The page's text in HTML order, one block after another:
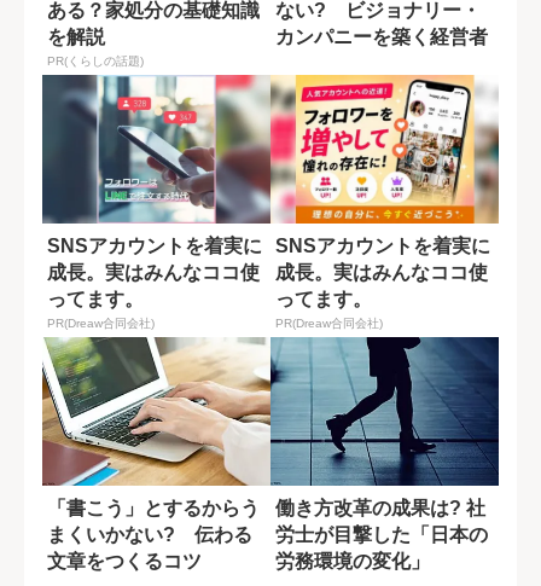
ある？家処分の基礎知識
を解説
PR(くらしの話題)
ない? ビジョナリー・
カンパニーを築く経営者
SNSアカウントを着実に
成長。実はみんなココ使
ってます。
PR(Dreaw合同会社)
SNSアカウントを着実に
成長。実はみんなココ使
ってます。
PR(Dreaw合同会社)
「書こう」とするからう
まくいかない? 伝わる
文章をつくるコツ
働き方改革の成果は? 社
労士が目撃した「日本の
労務環境の変化」